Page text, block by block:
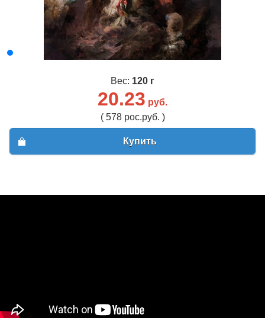
Вес: 120 г
20.23 руб.
( 578 рос.руб. )
Купить